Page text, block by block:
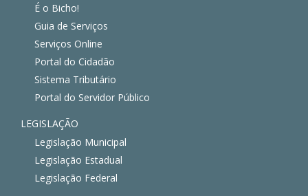
É o Bicho!
Guia de Serviços
Serviços Online
Portal do Cidadão
Sistema Tributário
Portal do Servidor Público
LEGISLAÇÃO
Legislação Municipal
Legislação Estadual
Legislação Federal